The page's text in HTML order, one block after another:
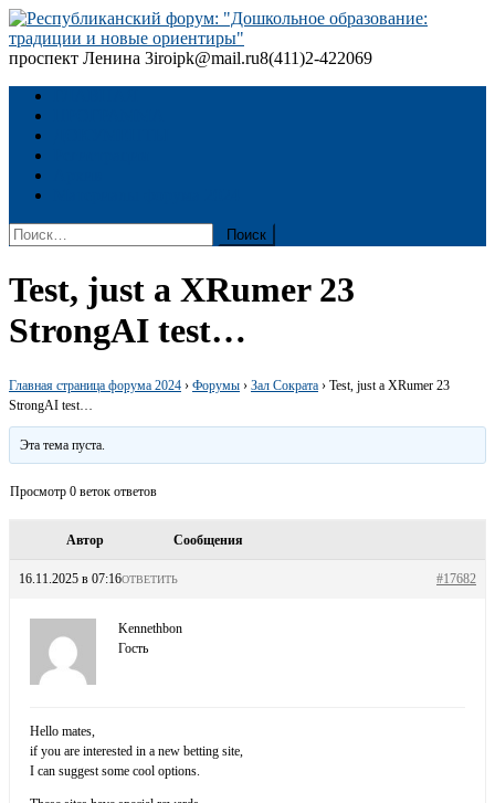
Skip
to
content
и новые ориентиры"
проспект Ленина 3iroipk@mail.ru8(411)2-422069
Найти:
Test, just a XRumer 23
StrongAI test…
Главная страница форума 2024 › Форумы › Зал Сократа › Test, just a XRumer 23
StrongAI test…
Эта тема пуста.
Просмотр 0 веток ответов
Автор Сообщения
16.11.2025 в 07:16 #17682
ОТВЕТИТЬ
Kennethbon
Гость
Hello mates,
if you are interested in a new betting site,
I can suggest some cool options.